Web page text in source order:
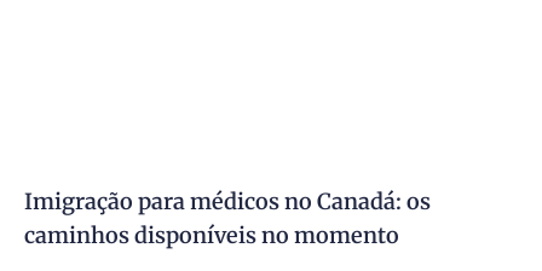
Imigração para médicos no Canadá: os
caminhos disponíveis no momento